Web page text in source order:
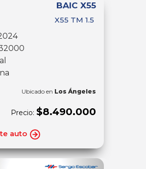
BAIC X55
X55 TM 1.5
Ubicado en Los Ángeles
Precio: $8.490.000
auto